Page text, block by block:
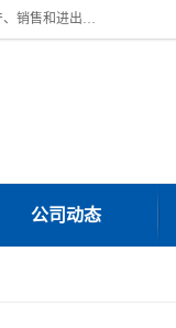
济南汇丰达化工有限公司是一家民营股份制精细化工企业，主要从事化工溶剂、药用辅料、合成中间体等深加工产品的研制开发、生产、销售和进出口贸易。主营产品：环氧丙烷，十二烷基苯，甲基磺酸，磺酸，DMF，DMAC，甘油，苯甲醇，乙酰氯，甲基丙烯酸，甲基丙烯酸甲酯，叔丁醇，异辛酸，二乙烯三胺，一乙，二乙‎，三乙醇胺，原乙酸三甲酯等化工产品及中间体。欢迎各界朋友洽谈咨询业务。
公司动态